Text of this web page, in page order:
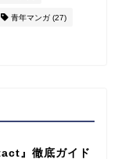
青年マンガ (27)
』徹底ガイド